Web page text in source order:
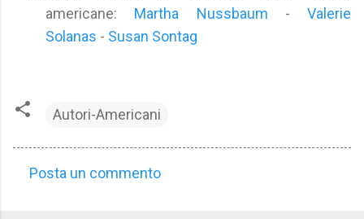
americane: Martha Nussbaum - Valerie
Solanas - Susan Sontag
Autori-Americani
Posta un commento